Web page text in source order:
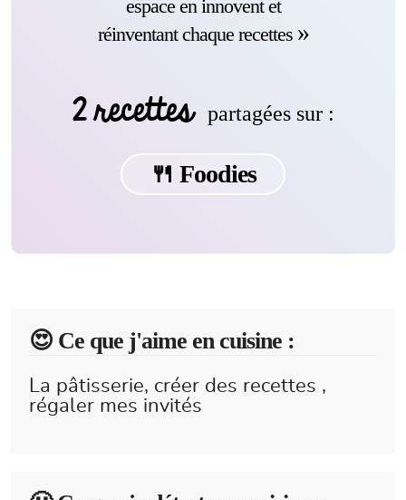
espace en innovent et
réinventant chaque recettes
2 recettes partagées sur :
🍴 Foodies
😍️ Ce que j'aime en cuisine :
La pâtisserie, créer des recettes ,
régaler mes invités